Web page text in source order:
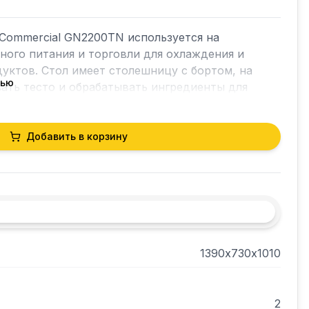
GN2200TN используется на
питания и торговли для охлаждения и
Стол имеет столешницу с бортом, на
тесто и обрабатывать ингредиенты для
гастроемкостей GN1/1. Гастроемкости в
электронным термостатом с цифровым
агрегата.
Добавить в корзину
1390х730х1010
2